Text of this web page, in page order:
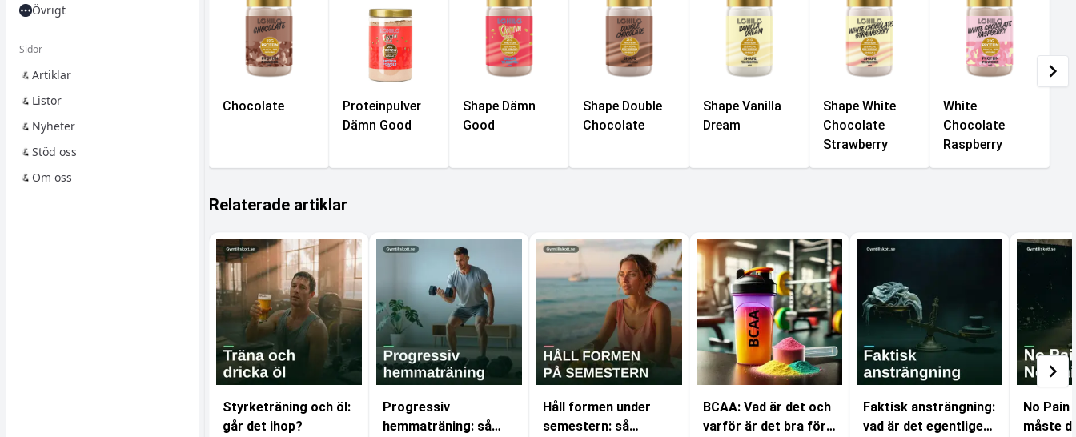
Övrigt
Sidor
Artiklar
Listor
Nyheter
Stöd oss
Om oss
Chocolate
Proteinpulver
Dämn Good
Shape Dämn
Good
Shape Double
Chocolate
Shape Vanilla
Dream
Shape White
Chocolate
Strawberry
White
Chocolate
Raspberry
Relaterade artiklar
Styrketräning och öl:
går det ihop?
Progressiv
hemmaträning: så
Håll formen under
semestern: så
BCAA: Vad är det och
varför är det bra för
Faktisk ansträngning:
vad är det egentligen
No Pain
måste